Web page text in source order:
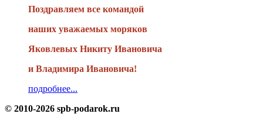
Поздравляем все командой
наших уважаемых моряков
Яковлевых Никиту Ивановича
и Владимира Ивановича!
подробнее...
© 2010-2026 spb-podarok.ru